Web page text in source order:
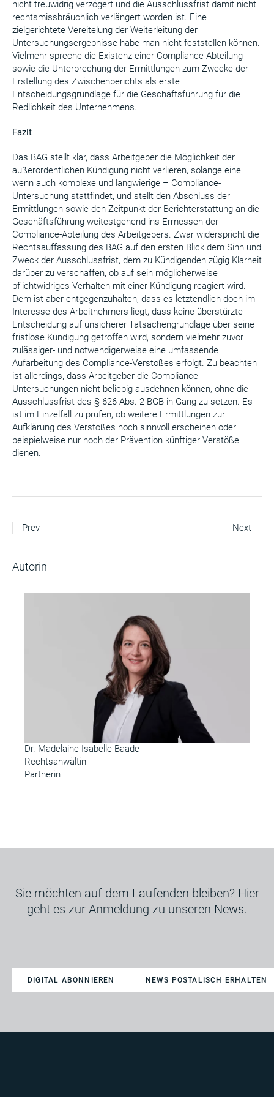
nicht treuwidrig verzögert und die Ausschlussfrist damit nicht
rechtsmissbräuchlich verlängert worden ist. Eine
zielgerichtete Vereitelung der Weiterleitung der
Untersuchungsergebnisse habe man nicht feststellen können.
Vielmehr spreche die Existenz einer Compliance-Abteilung
sowie die Unterbrechung der Ermittlungen zum Zwecke der
Erstellung des Zwischenberichts als erste
Entscheidungsgrundlage für die Geschäftsführung für die
Redlichkeit des Unternehmens.
Fazit
Das BAG stellt klar, dass Arbeitgeber die Möglichkeit der
außerordentlichen Kündigung nicht verlieren, solange eine –
wenn auch komplexe und langwierige – Compliance-
Untersuchung stattfindet, und stellt den Abschluss der
Ermittlungen sowie den Zeitpunkt der Berichterstattung an die
Geschäftsführung weitestgehend ins Ermessen der
Compliance-Abteilung des Arbeitgebers. Zwar widerspricht die
Rechtsauffassung des BAG auf den ersten Blick dem Sinn und
Zweck der Ausschlussfrist, dem zu Kündigenden zügig Klarheit
darüber zu verschaffen, ob auf sein möglicherweise
pflichtwidriges Verhalten mit einer Kündigung reagiert wird.
Dem ist aber entgegenzuhalten, dass es letztendlich doch im
Interesse des Arbeitnehmers liegt, dass keine überstürzte
Entscheidung auf unsicherer Tatsachengrundlage über seine
fristlose Kündigung getroffen wird, sondern vielmehr zuvor
zulässiger- und notwendigerweise eine umfassende
Aufarbeitung des Compliance-Verstoßes erfolgt. Zu beachten
ist allerdings, dass Arbeitgeber die Compliance-
Untersuchungen nicht beliebig ausdehnen können, ohne die
Ausschlussfrist des § 626 Abs. 2 BGB in Gang zu setzen. Es
ist im Einzelfall zu prüfen, ob weitere Ermittlungen zur
Aufklärung des Verstoßes noch sinnvoll erscheinen oder
beispielweise nur noch der Prävention künftiger Verstöße
dienen.
Prev Next
Autorin
Dr. Madelaine Isabelle Baade
Rechtsanwältin
Partnerin
Sie möchten auf dem Laufenden bleiben? Hier
geht es zur Anmeldung zu unseren News.
DIGITAL ABONNIEREN NEWS POSTALISCH ERHALTEN